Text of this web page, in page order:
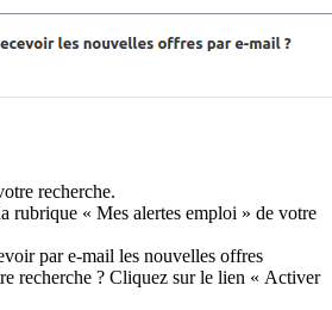
recherche.
rubrique « Mes alertes emploi » de votre
par e-mail les nouvelles offres
recherche ? Cliquez sur le lien « Activer